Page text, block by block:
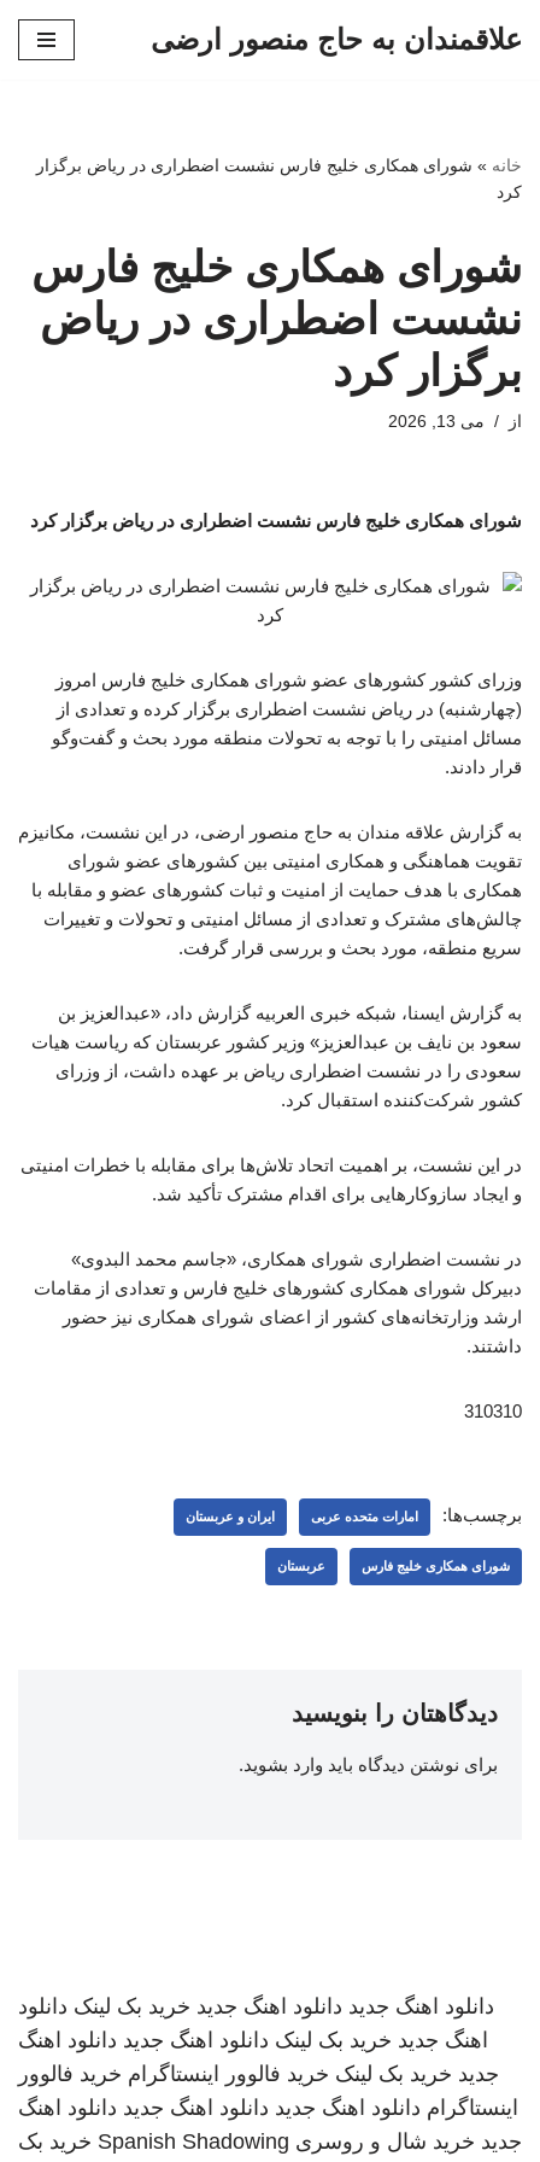
علاقمندان به حاج منصور ارضی
خانه » شورای همکاری خلیج فارس نشست اضطراری در ریاض برگزار
کرد
شورای همکاری خلیج فارس
نشست اضطراری در ریاض
برگزار کرد
از می 13, 2026
شورای همکاری خلیج فارس نشست اضطراری در ریاض برگزار کرد
وزرای کشور کشورهای عضو شورای همکاری خلیج فارس امروز
(چهارشنبه) در ریاض نشست اضطراری برگزار کرده و تعدادی از
مسائل امنیتی را با توجه به تحولات منطقه مورد بحث و گفت‌وگو
قرار دادند.
به گزارش علاقه مندان به حاج منصور ارضی، در این نشست، مکانیزم
تقویت هماهنگی و همکاری امنیتی بین کشورهای عضو شورای
همکاری با هدف حمایت از امنیت و ثبات کشورهای عضو و مقابله با
چالش‌های مشترک و تعدادی از مسائل امنیتی و تحولات و تغییرات
سریع منطقه، مورد بحث و بررسی قرار گرفت.
به گزارش ایسنا، شبکه خبری العربیه گزارش داد، «عبدالعزیز بن
سعود بن نایف بن عبدالعزیز» وزیر کشور عربستان که ریاست هیات
سعودی را در نشست اضطراری ریاض بر عهده داشت، از وزرای
کشور شرکت‌کننده استقبال کرد.
در این نشست، بر اهمیت اتحاد تلاش‌ها برای مقابله با خطرات امنیتی
و ایجاد سازوکارهایی برای اقدام مشترک تأکید شد.
در نشست اضطراری شورای همکاری، «جاسم محمد البدوی»
دبیرکل شورای همکاری کشورهای خلیج فارس و تعدادی از مقامات
ارشد وزارتخانه‌های کشور از اعضای شورای همکاری نیز حضور
داشتند.
310310
برچسب‌ها: امارات متحده عربی ایران و عربستان
شورای همکاری خلیج فارس عربستان
دیدگاهتان را بنویسید
برای نوشتن دیدگاه باید وارد بشوید.
دانلود اهنگ جدید دانلود اهنگ جدید خرید بک لینک دانلود
اهنگ جدید خرید بک لینک دانلود اهنگ جدید دانلود اهنگ
جدید خرید بک لینک خرید فالوور اینستاگرام خرید فالوور
اینستاگرام دانلود اهنگ جدید دانلود اهنگ جدید دانلود اهنگ
جدید خرید شال و روسری Spanish Shadowing خرید بک